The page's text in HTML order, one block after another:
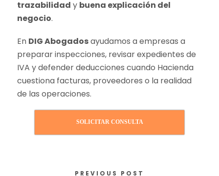
trazabilidad y buena explicación del
negocio.
En DIG Abogadosayudamos a empresas a
preparar inspecciones, revisar expedientes de
IVA y defender deducciones cuando Hacienda
cuestiona facturas, proveedores o la realidad
de las operaciones.
SOLICITAR CONSULTA
PREVIOUS POST